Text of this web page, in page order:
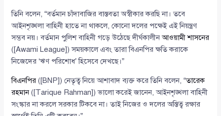
তিনি বলেন, “বর্তমান চাঁদাবাজির বাস্তবতা অস্বীকার করছি না। তবে
আইনশৃঙ্খলা বাহিনী হাতে না থাকলে, কোনো দলের পক্ষেই এই নিয়ন্ত্রণ
সম্ভব নয়। বর্তমান পুলিশ বাহিনী গড়ে উঠেছে দীর্ঘকালীনআওয়ামী শাসনের
([Awami League]) সময়কালে এবং তারা বিএনপির ক্ষতি করাকে
নিজেদের ‘ঋণ পরিশোধ’ হিসেবে দেখছে।”
বিএনপির ([BNP]) নেতৃত্ব নিয়ে আশাবাদ ব্যক্ত করে তিনি বলেন, “তারেক
রহমান([Tarique Rahman]) ভালো করেই জানেন, আইনশৃঙ্খলা বাহিনী
সংস্কার না করলে সরকার টিকবে না। তাই নিজের ও দলের অস্তিত্ব রক্ষার